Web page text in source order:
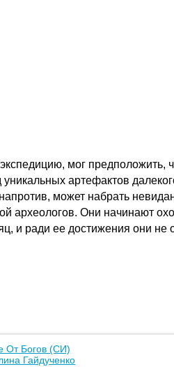
мог предположить,
артефактов
может набрать
археологов. Они начинают
и ради ее достижения они не
От Богов (СИ)
Гайдученко